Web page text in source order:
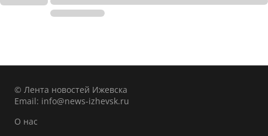
© Лента новостей Ижевска
Email: info@news-izhevsk.ru
О нас